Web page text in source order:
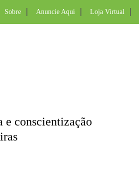
Sobre Anuncie Aqui Loja Virtual
e conscientização